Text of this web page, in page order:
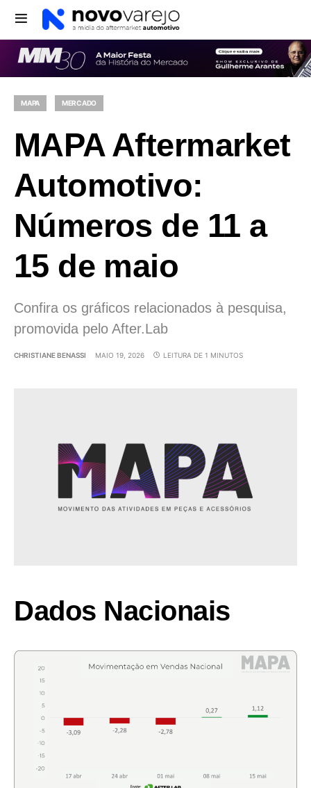
MAPA MERCADO
MAPA Aftermarket
Automotivo:
Números de 11 a
15 de maio
Confira os gráficos relacionados à pesquisa,
promovida pelo After.Lab
CHRISTIANE BENASSI MAIO 19, 2026 LEITURA DE 1 MINUTOS
Dados Nacionais